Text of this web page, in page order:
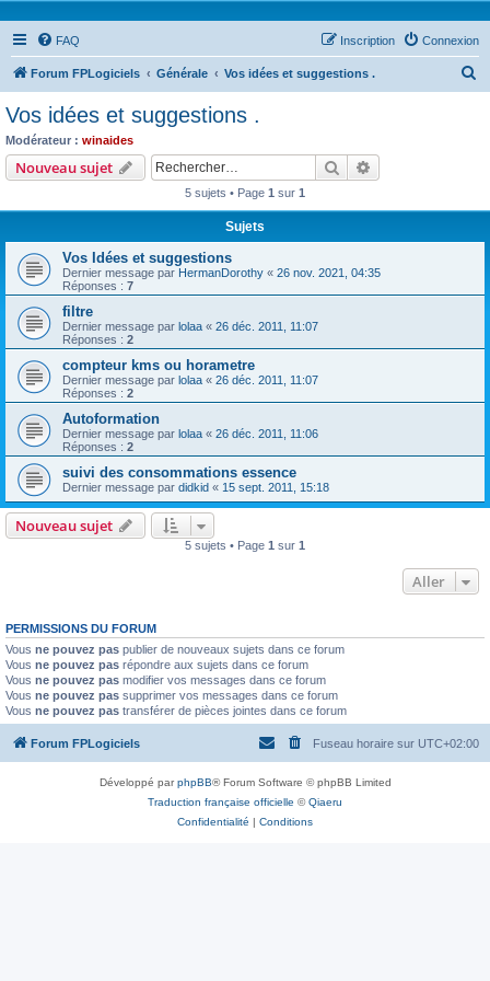
FAQ Connexion
Inscription
Forum FPLogiciels Générale Vos idées et suggestions .
Vos idées et suggestions .
Modérateur : winaides
Nouveau sujet Rechercher
5 sujets • Page 1 sur 1
Sujets
Vos Idées et suggestions
Dernier message par HermanDorothy « 26 nov. 2021, 04:35
Réponses : 7
filtre
Dernier message par lolaa « 26 déc. 2011, 11:07
Réponses : 2
compteur kms ou horametre
Dernier message par lolaa « 26 déc. 2011, 11:07
Réponses : 2
Autoformation
Dernier message par lolaa « 26 déc. 2011, 11:06
Réponses : 2
suivi des consommations essence
Dernier message par didkid « 15 sept. 2011, 15:18
Nouveau sujet
5 sujets • Page 1 sur 1
Aller
PERMISSIONS DU FORUM
Vous ne pouvez pas publier de nouveaux sujets dans ce forum
Vous ne pouvez pas répondre aux sujets dans ce forum
Vous ne pouvez pas modifier vos messages dans ce forum
Vous ne pouvez pas supprimer vos messages dans ce forum
Vous ne pouvez pas transférer de pièces jointes dans ce forum
Forum FPLogiciels Fuseau horaire sur UTC+02:00
Développé parphpBB® Forum Software © phpBB Limited
Traduction française officielle ©Qiaeru
Confidentialité | Conditions